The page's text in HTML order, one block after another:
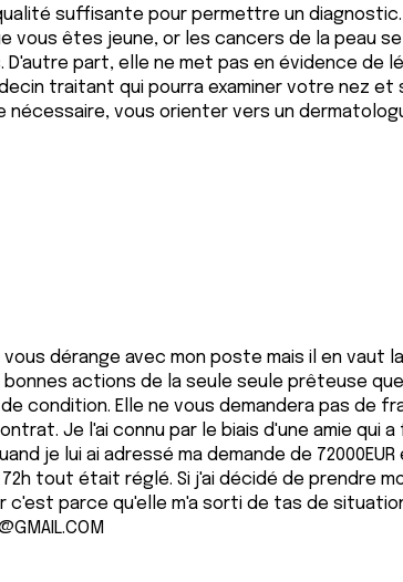
suffisante pour permettre un
vous êtes jeune, or les cancers de la peau
D'autre part, elle ne met pas en évidence de
traitant qui pourra examiner votre nez et
nécessaire, vous orienter vers un
vous dérange avec mon poste mais il en vaut
actions de la seule seule prêteuse
condition. Elle ne vous demandera pas de
Je l'ai connu par le biais d'une amie qui
je lui ai adressé ma demande de
tout était réglé. Si j'ai décidé de prendre
c'est parce qu'elle m'a sorti de tas de